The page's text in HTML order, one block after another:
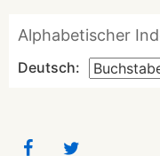
Alphabetischer
Deutsch: